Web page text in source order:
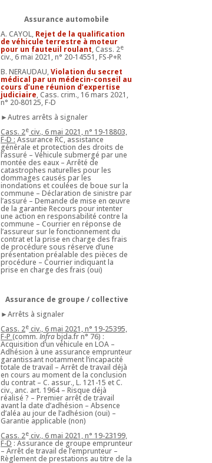
Assurance automobile
A. CAYOL, Rejet de la qualification
de véhicule terrestre à moteur
pour un fauteuil roulant, Cass. 2e
civ., 6 mai 2021, n° 20-14551, FS-P+R
B. NERAUDAU,Violation du secret
médical par un médecin-conseil au
cours d’une réunion d’expertise
judiciaire, Cass. crim., 16 mars 2021,
n° 20-80125, F-D
►Autres arrêts à signaler
Cass. 2e civ., 6 mai 2021, n° 19-18803,
F-D : Assurance RC, assistance
générale et protection des droits de
l’assuré – Véhicule submergé par une
montée des eaux – Arrêté de
catastrophes naturelles pour les
dommages causés par les
inondations et coulées de boue sur la
commune – Déclaration de sinistre par
l’assuré – Demande de mise en œuvre
de la garantie Recours pour intenter
une action en responsabilité contre la
commune – Courrier en réponse de
l’assureur sur le fonctionnement du
contrat et la prise en charge des frais
de procédure sous réserve d’une
présentation préalable des pièces de
procédure – Courrier indiquant la
prise en charge des frais (oui)
Assurance de groupe / collective
►Arrêts à signaler
Cass. 2e civ., 6 mai 2021, n° 19-25395,
F-P(comm.Infrabjda.fr n° 76) :
Acquisition d’un véhicule en LOA –
Adhésion à une assurance emprunteur
garantissant notamment l’incapacité
totale de travail – Arrêt de travail déjà
en cours au moment de la conclusion
du contrat – C. assur., L. 121-15 et C.
civ., anc. art. 1964 – Risque déjà
réalisé ? – Premier arrêt de travail
avant la date d’adhésion – Absence
d’aléa au jour de l’adhésion (oui) –
Garantie applicable (non)
Cass. 2e civ., 6 mai 2021, n° 19-23199,
F-D : Assurance de groupe emprunteur
– Arrêt de travail de l’emprunteur –
Règlement de prestations au titre de la